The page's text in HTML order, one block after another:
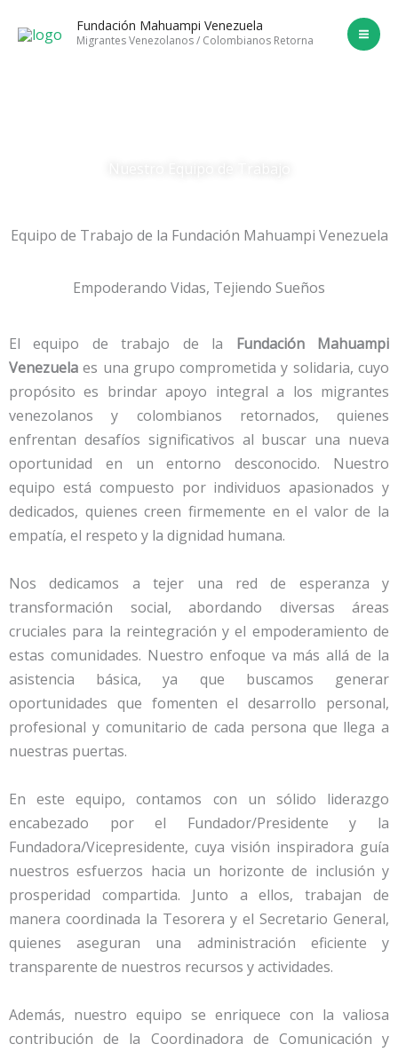
Fundación Mahuampi Venezuela
Migrantes Venezolanos / Colombianos Retorna
Equipo de Trabajo de la Fundación Mahuampi Venezuela
Empoderando Vidas, Tejiendo Sueños
El equipo de trabajo de la Fundación Mahuampi
Venezuela es una grupo comprometida y solidaria, cuyo
propósito es brindar apoyo integral a los migrantes
venezolanos y colombianos retornados, quienes
enfrentan desafíos significativos al buscar una nueva
oportunidad en un entorno desconocido. Nuestro
equipo está compuesto por individuos apasionados y
dedicados, quienes creen firmemente en el valor de la
empatía, el respeto y la dignidad humana.
Nos dedicamos a tejer una red de esperanza y
transformación social, abordando diversas áreas
cruciales para la reintegración y el empoderamiento de
estas comunidades. Nuestro enfoque va más allá de la
asistencia básica, ya que buscamos generar
oportunidades que fomenten el desarrollo personal,
profesional y comunitario de cada persona que llega a
nuestras puertas.
En este equipo, contamos con un sólido liderazgo
encabezado por el Fundador/Presidente y la
Fundadora/Vicepresidente, cuya visión inspiradora guía
nuestros esfuerzos hacia un horizonte de inclusión y
prosperidad compartida. Junto a ellos, trabajan de
manera coordinada la Tesorera y el Secretario General,
quienes aseguran una administración eficiente y
transparente de nuestros recursos y actividades.
Además, nuestro equipo se enriquece con la valiosa
contribución de la Coordinadora de Comunicación y